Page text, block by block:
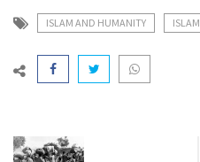
ISLAM AND HUMANITY ISLAM